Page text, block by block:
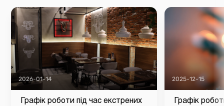
2026-01-14
Графік роботи під час екстрених
2025-12-15
Графік